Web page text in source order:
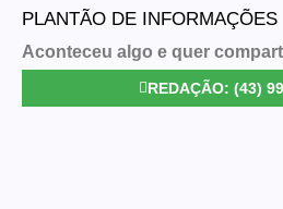
PLANTÃO DE INFORMAÇÕES
Aconteceu algo e quer
REDAÇÃO: (43)